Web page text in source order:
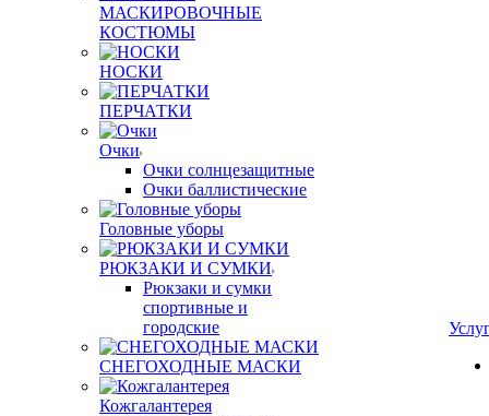
МАСКИРОВОЧНЫЕ
КОСТЮМЫ
НОСКИ
ПЕРЧАТКИ
Очки
Очки солнцезащитные
Очки баллистические
Головные уборы
РЮКЗАКИ И СУМКИ
Рюкзаки и сумки
спортивные и
городские
СНЕГОХОДНЫЕ МАСКИ
Кожгалантерея